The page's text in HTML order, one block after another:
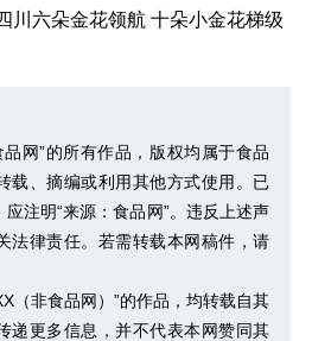
川六朵金花领航 十朵小金花梯级
网”的所有作品，版权均属于食品
载、摘编或利用其他方式使用。已
注明“来源：食品网”。违反上述声
法律责任。若需转载本网稿件，请
（非食品网）”的作品，均转载自其
递更多信息，并不代表本网赞同其